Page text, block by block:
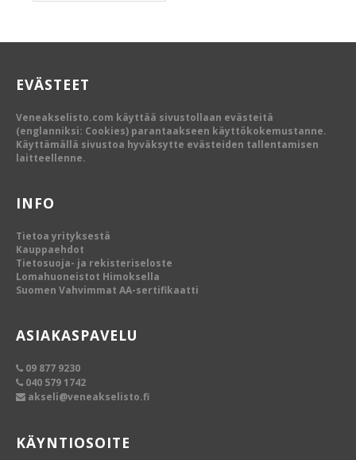
EVÄSTEET
Veneakselisto.com käyttää sivustollaan evästeitä
(englanniksi: Cookies) parantaakseen käyttökokemustanne.
Käyttämällä sivustoa hyväksytte evästeiden tallentamisen
laitteellenne.
INFO
Tietoa yrityksestä
Kauppaehdot
Tietosuoja- ja rekisteriseloste
Lomahuoneistot Himoksella
Suomen Vahvimmat AA-sertifikaatti
ASIAKASPAVELU
09 877 9230
040 579 1742
akseli@veneakselisto.fi
KÄYNTIOSOITE